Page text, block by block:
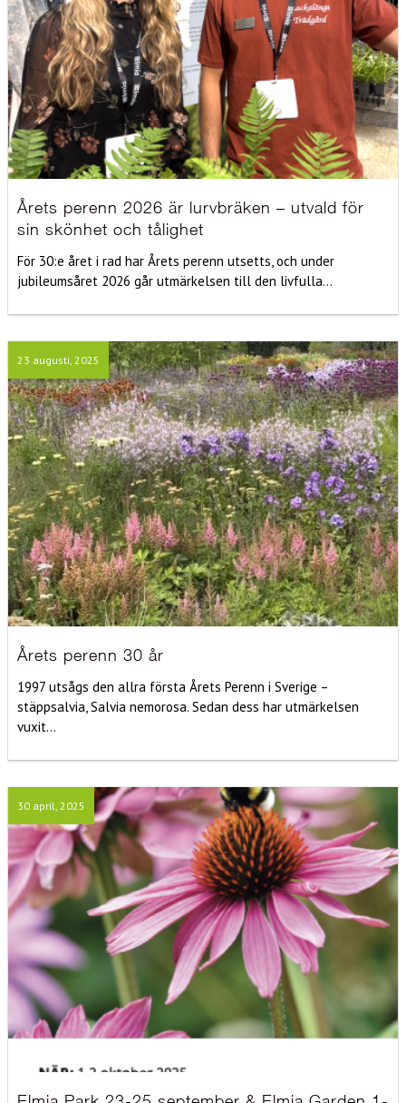
Årets perenn 2026 är lurvbräken – utvald för
sin skönhet och tålighet
För 30:e året i rad har Årets perenn utsetts, och under
jubileumsåret 2026 går utmärkelsen till den livfulla...
23 augusti, 2025
Årets perenn 30 år
1997 utsågs den allra första Årets Perenn i Sverige –
stäppsalvia, Salvia nemorosa. Sedan dess har utmärkelsen
vuxit...
30 april, 2025